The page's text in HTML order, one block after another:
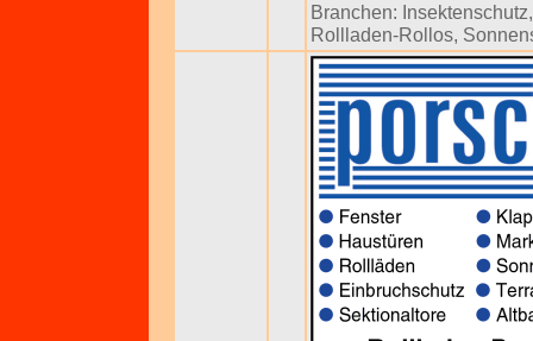
Branchen: Insektenschutz
Rollladen-Rollos,